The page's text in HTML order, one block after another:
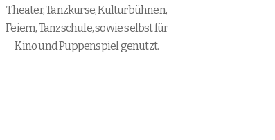
Theater, Tanzkurse, Kulturbühnen,
Feiern, Tanzschule, sowie selbst für
Kino und Puppenspiel genutzt.